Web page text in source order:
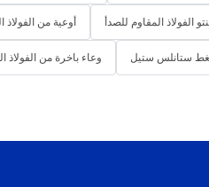
أوعية من الفولاذ الفولاذ المقاوم للصدأ
وعاء باخرة من الفولاذ ستانلس ستيل